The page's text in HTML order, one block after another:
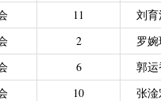
民医保零星报销
困难群众
4月之前社保局公开的数据） |
11 刘
2 罗
6 郭
10 张